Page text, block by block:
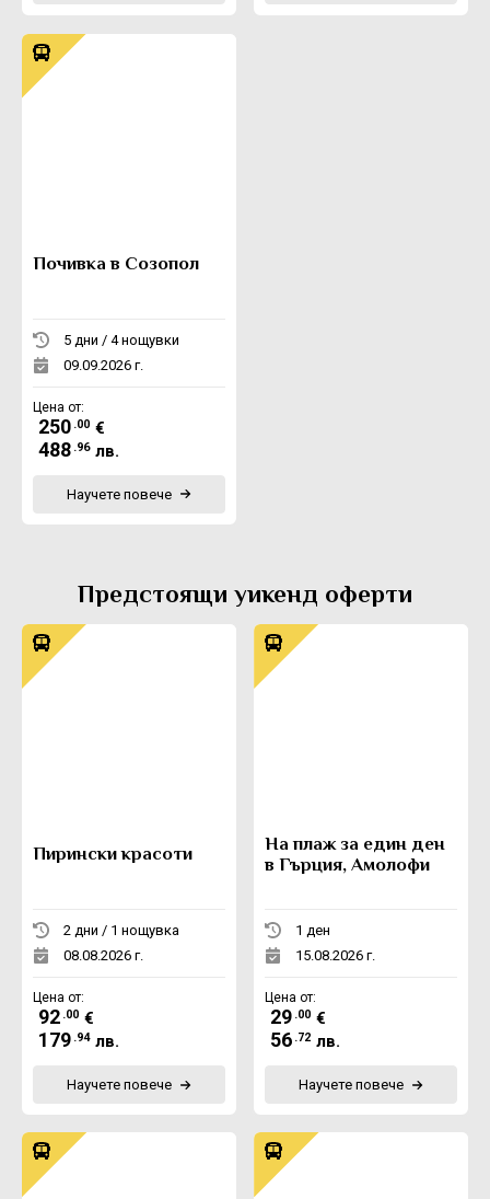
Почивка в Созопол
5 дни / 4 нощувки
09.09.2026 г.
Цена от:
250 .00 €
488 .96 лв.
Научете повече
Предстоящи уикенд оферти
Пирински красоти
2 дни / 1 нощувка
08.08.2026 г.
Цена от:
92 .00 €
179 .94 лв.
Научете повече
На плаж за един ден
в Гърция, Амолофи
1 ден
15.08.2026 г.
Цена от:
29 .00 €
56 .72 лв.
Научете повече